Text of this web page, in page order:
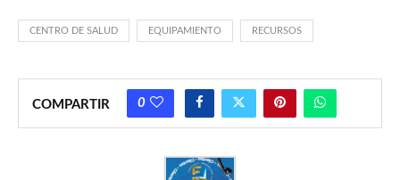
CENTRO DE SALUD EQUIPAMIENTO RECURSOS
COMPARTIR 0